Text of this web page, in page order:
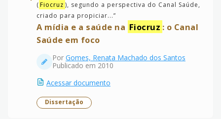
(Fiocruz ), segundo a perspectiva do Canal Saúde,
criado para propiciar...”
A mídia e a saúde na Fiocruz : o Canal
Saúde em foco
Por Gomes, Renata Machado dos Santos
Publicado em 2010
Acessar documento
Dissertação